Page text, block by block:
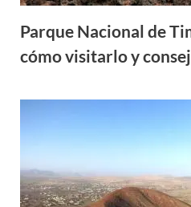
Parque Nacional de
cómo visitarlo y